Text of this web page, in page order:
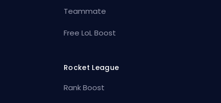
Teammate
Free LoL Boost
Rocket League
Rank Boost